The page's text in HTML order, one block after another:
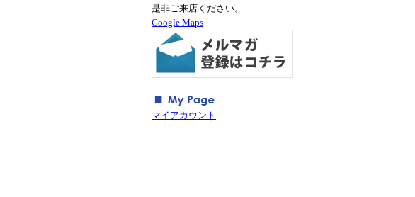
是非ご来店ください。
Google Maps
マイアカウント